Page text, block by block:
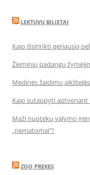
LEKTUVU BILIETAI
Kaip išsirinkti geriausią
Žieminių padangų
Medinės žaidimų
Kaip sutaupyti aptveriant
Maži nuotekų valymo
„nematomai‘‘?
ZOO PREKES